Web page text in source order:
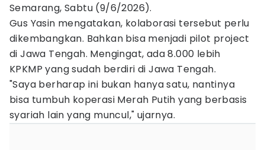
Semarang, Sabtu (9/6/2026).
Gus Yasin mengatakan, kolaborasi tersebut perlu
dikembangkan. Bahkan bisa menjadi pilot project
di Jawa Tengah. Mengingat, ada 8.000 lebih
KPKMP yang sudah berdiri di Jawa Tengah.
"Saya berharap ini bukan hanya satu, nantinya
bisa tumbuh koperasi Merah Putih yang berbasis
syariah lain yang muncul," ujarnya.